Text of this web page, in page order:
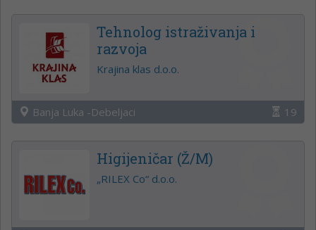
Tehnolog istraživanja i
razvoja
Krajina klas d.o.o.
Banja Luka -Debeljaci 19
Higijeničar (Ž/M)
„RILEX Co“ d.o.o.